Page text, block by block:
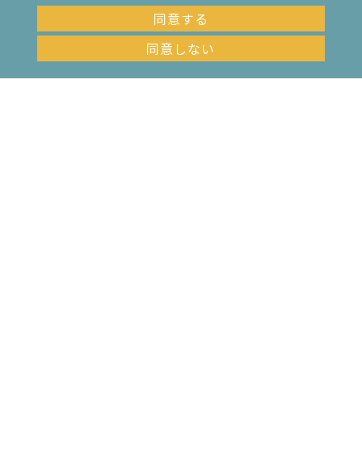
同意する
同意しない